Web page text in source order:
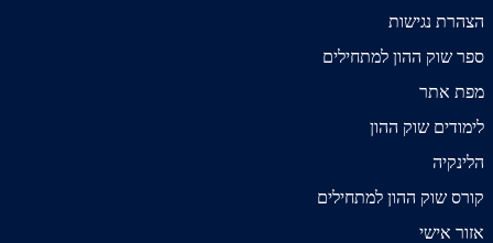
הצהרת נגישות
ספר שוק ההון למתחילים
מפת אתר
לימודים שוק ההון
הלינקיה
קורס שוק ההון למתחילים
אזור אישי